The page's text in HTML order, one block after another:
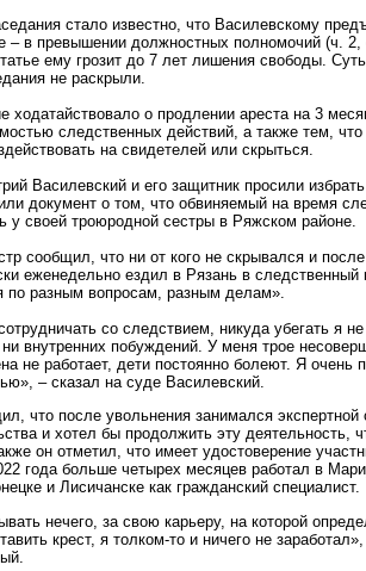
стало известно, что Василевскому
– в превышении должностных полномочий (ч.
ему грозит до 7 лет лишения свободы.
не раскрыли.
ходатайствовало о продлении ареста на 3
следственных действий, а также тем,
на свидетелей или скрыться.
Василевский и его защитник просили
документ о том, что обвиняемый на время
у своей троюродной сестры в Ряжском районе.
сообщил, что ни от кого не скрывался и
еженедельно ездил в Рязань в следственный
по разным вопросам, разным делам».
со следствием, никуда убегать я
внутренних побуждений. У меня трое
не работает, дети постоянно болеют. Я очень
– сказал на суде Василевский.
что после увольнения занимался экспертной
и хотел бы продолжить эту деятельность,
он отметил, что имеет удостоверение
года больше четырех месяцев работал в
и Лисичанске как гражданский специалист.
нечего, за свою карьеру, на которой
крест, я толком-то и ничего не